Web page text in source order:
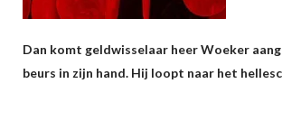
Dan komt geldwisselaar heer Woeker
beurs in zijn hand. Hij loopt naar het